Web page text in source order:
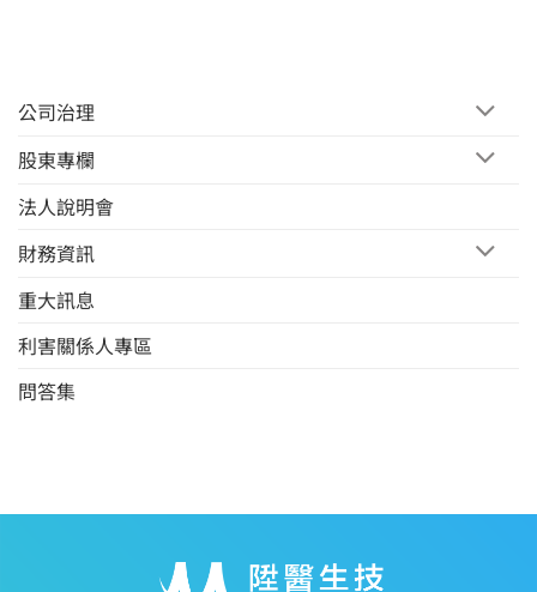
公司治理
股東專欄
法人說明會
財務資訊
重大訊息
利害關係人專區
問答集